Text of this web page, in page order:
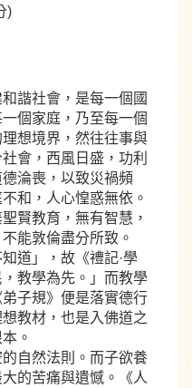
)
諧社會，是每一個國
個家庭，乃至每一個
想境界，然往往事與
會，西風日盛，功利
淪喪，以致災禍頻
和，人心惶惑無依。
賢教育，無有智慧，
能敦倫盡分所致。
道」，故《禮記·學
教學為先。」而教學
子規》便是落實德行
教材，也是入佛道之
。
自然法則。而子欲養
的苦痛與遺憾。《人